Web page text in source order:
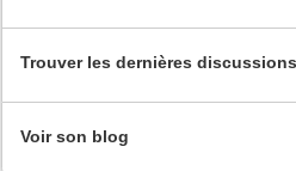
Trouver les dernières
Voir son blog